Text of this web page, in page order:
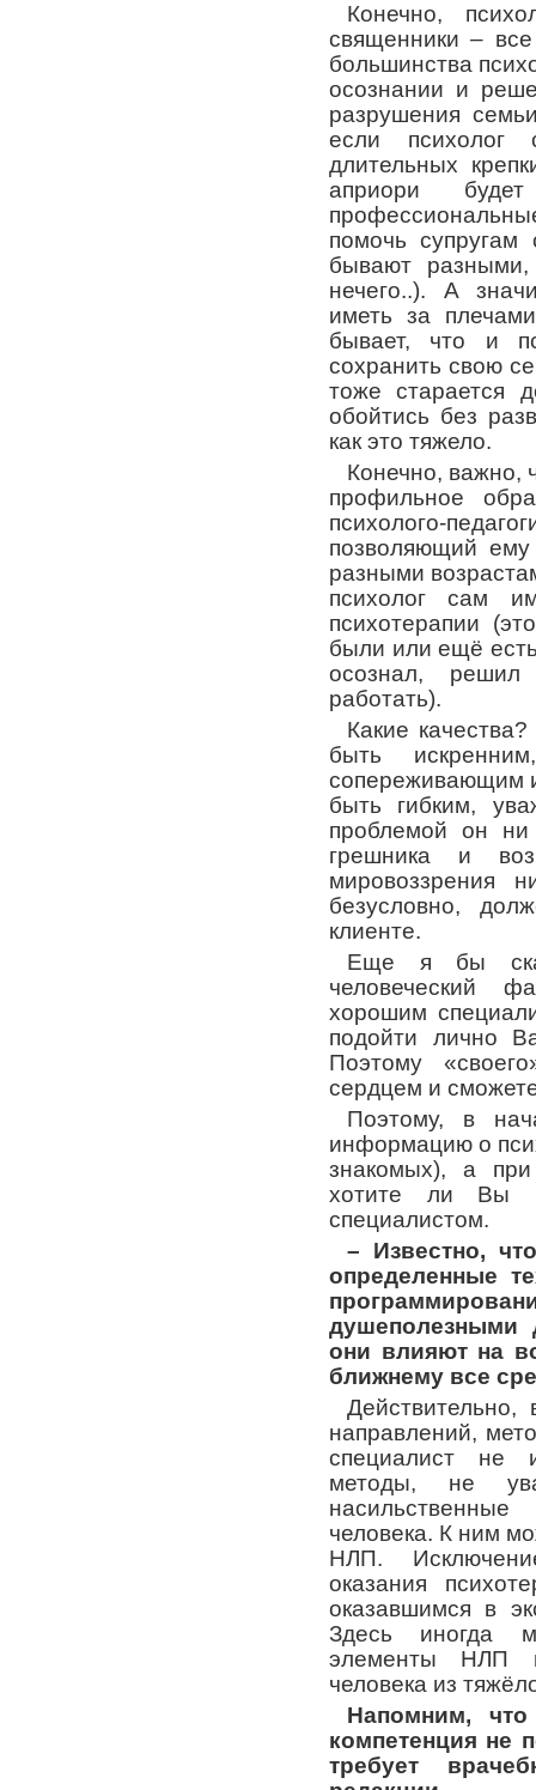
Конечно,
священники –
большинства
осознании и
разрушения
если
длительных
априори
помочь супругам
бывают
нечего..). А
иметь за
бывает, что и
сохранить свою
тоже старается
обойтись без
как это тяжело.
Конечно, важно,
профильное
психолого-
позволяющий
разными
психолог сам
психотерапии
были или ещё
осознал,
работать).
Какие
быть
сопереживающим
быть гибким,
проблемой он
грешника и
мировоззрения
безусловно,
клиенте.
Еще я бы
человеческий
хорошим
подойти лично
Поэтому
сердцем и
Поэтому, в
информацию о
знакомых), а
хотите ли Вы
специалистом.
– Известно,
определенные
душеполезными
они влияют на
ближнему все
Действительно,
направлений,
специалист не
методы, не
человека. К ним
НЛП.
оказания
оказавшимся в
Здесь иногда
элементы НЛП
человека из
Напомним,
компетенция не
требует